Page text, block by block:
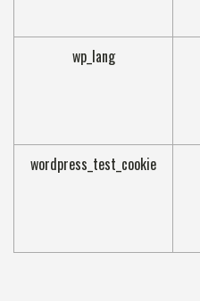
wp_lang
wordpress_test_cookie